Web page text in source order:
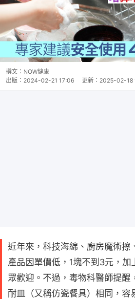
撰文： NOW健康
出版： 2024-02-21 17:06 更新： 2025-02-18
近年來，科技海綿、廚房魔術擦
產品因單價低，1塊不到3元，加
眾歡迎。不過，毒物科醫師提醒
耐皿（又稱仿瓷餐具）相同，容